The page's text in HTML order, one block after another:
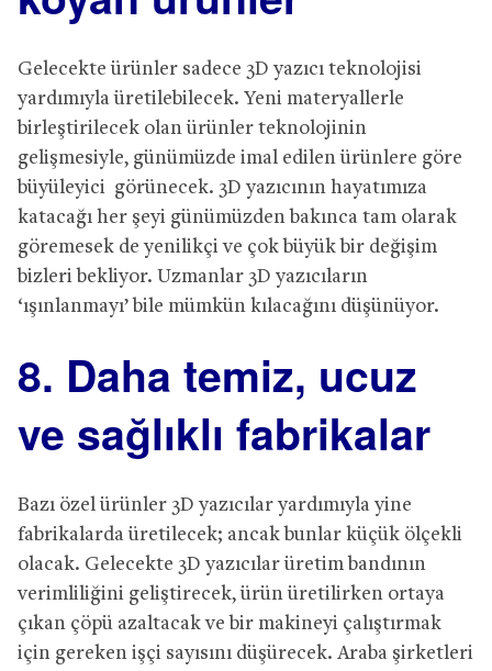
Gelecekte ürünler sadece 3D yazıcı teknolojisi
yardımıyla üretilebilecek. Yeni materyallerle
birleştirilecek olan ürünler teknolojinin
gelişmesiyle, günümüzde imal edilen ürünlere göre
büyüleyici görünecek. 3D yazıcının hayatımıza
katacağı her şeyi günümüzden bakınca tam olarak
göremesek de yenilikçi ve çok büyük bir değişim
bizleri bekliyor. Uzmanlar 3D yazıcıların
‘ışınlanmayı’ bile mümkün kılacağını düşünüyor.
8. Daha temiz, ucuz
ve sağlıklı fabrikalar
Bazı özel ürünler 3D yazıcılar yardımıyla yine
fabrikalarda üretilecek; ancak bunlar küçük ölçekli
olacak. Gelecekte 3D yazıcılar üretim bandının
verimliliğini geliştirecek, ürün üretilirken ortaya
çıkan çöpü azaltacak ve bir makineyi çalıştırmak
için gereken işçi sayısını düşürecek. Araba şirketleri